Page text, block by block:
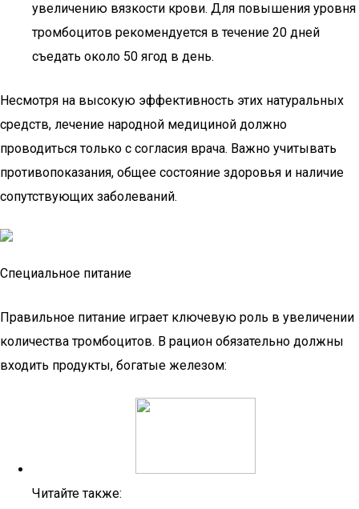
увеличению вязкости крови. Для повышения уровня
тромбоцитов рекомендуется в течение 20 дней
съедать около 50 ягод в день.
Несмотря на высокую эффективность этих натуральных
средств, лечение народной медициной должно
проводиться только с согласия врача. Важно учитывать
противопоказания, общее состояние здоровья и наличие
сопутствующих заболеваний.
Специальное питание
Правильное питание играет ключевую роль в увеличении
количества тромбоцитов. В рацион обязательно должны
входить продукты, богатые железом:
Читайте также: